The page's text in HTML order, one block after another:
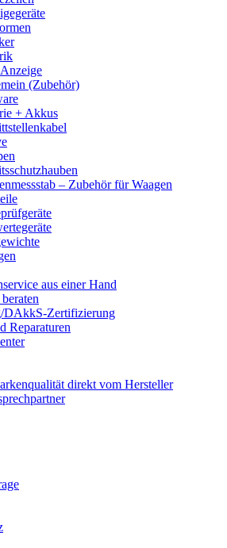
(Zubehör)
+ Akkus
– Zubehör für Waagen
aus einer Hand
DAkkS-Zertifizierung
Reparaturen
direkt vom Hersteller